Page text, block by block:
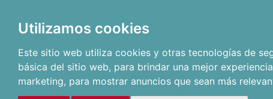
Utilizamos cookies
Este sitio web utiliza cookies y otras tecnologías de
básica del sitio web, para brindar una mejor
marketing, para mostrar anuncios que sean más